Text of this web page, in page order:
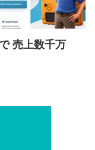
売上数千万